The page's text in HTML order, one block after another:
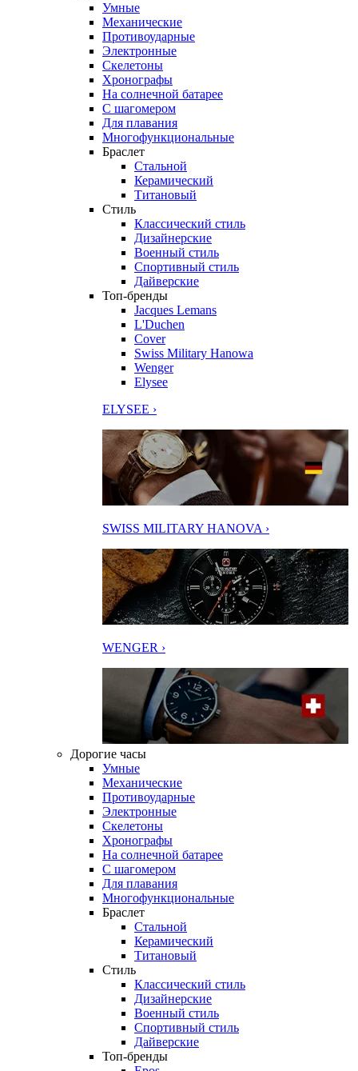
Умные
Механические
Противоударные
Электронные
Скелетоны
Хронографы
На солнечной батарее
С шагомером
Для плавания
Многофункциональные
Браслет
Стальной
Керамический
Титановый
Стиль
Классический стиль
Дизайнерские
Военный стиль
Спортивный стиль
Дайверские
Топ-бренды
Jacques Lemans
L'Duchen
Cover
Swiss Military Hanowa
Wenger
Elysee
ELYSEE ›
SWISS MILITARY HANOVA ›
WENGER ›
Дорогие часы
Умные
Механические
Противоударные
Электронные
Скелетоны
Хронографы
На солнечной батарее
С шагомером
Для плавания
Многофункциональные
Браслет
Стальной
Керамический
Титановый
Стиль
Классический стиль
Дизайнерские
Военный стиль
Спортивный стиль
Дайверские
Топ-бренды